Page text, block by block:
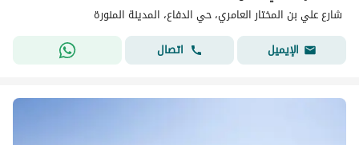
شارع علي بن المختار العامري، حي الدفاع، المدينة المنورة
الإيميل
اتصال